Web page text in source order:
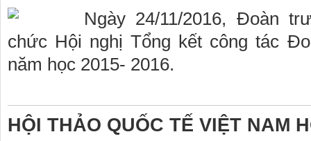
Ngày 24/11/2016, Đoàn
chức Hội nghị Tổng kết công tác
năm học 2015- 2016.
HỘI THẢO QUỐC TẾ VIỆT NAM